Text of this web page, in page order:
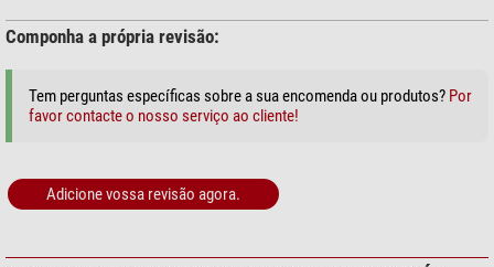
Componha a própria revisão:
Tem perguntas específicas sobre a sua encomenda ou produtos? Por
favor contacte o nosso serviço ao cliente!
Adicione vossa revisão agora.